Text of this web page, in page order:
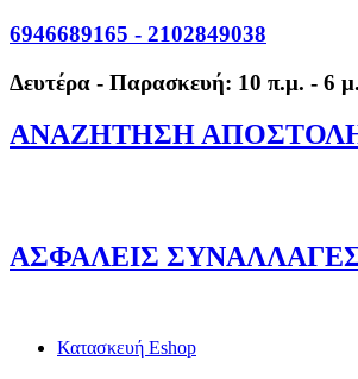
6946689165 - 2102849038
Δευτέρα - Παρασκευή: 10 π.μ. - 6
ΑΝΑΖΗΤΗΣΗ
ΑΣΦΑΛΕΙΣ
Κατασκευή Eshop